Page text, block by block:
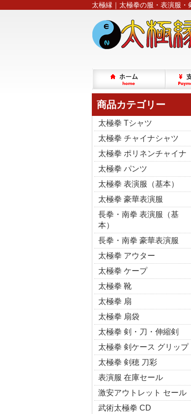
太極縁｜太極拳の服・表演服・
商品カテゴリー
太極拳 Tシャツ
太極拳 チャイナシャツ
太極拳 ポリネンチャイナ
太極拳 パンツ
太極拳 表演服（基本）
太極拳 豪華表演服
長拳・南拳 表演服（基
本）
長拳・南拳 豪華表演服
太極拳 アウター
太極拳 ケープ
太極拳 靴
太極拳 扇
太極拳 扇袋
太極拳 剣・刀・伸縮剣
太極拳 剣ケース グリップ
太極拳 剣穂 刀彩
表演服 在庫セール
激安アウトレット セール
武術太極拳 CD